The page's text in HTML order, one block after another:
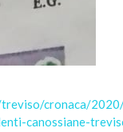
cronaca/
canossiane-